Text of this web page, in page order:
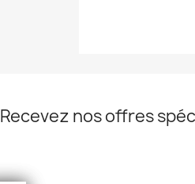
Recevez nos offres
Créer